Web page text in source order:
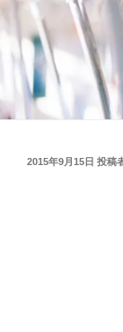
投
2015年9月15日 投稿